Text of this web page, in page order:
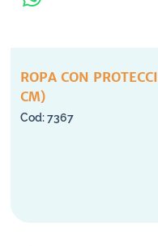
ROPA CON
CM)
7367